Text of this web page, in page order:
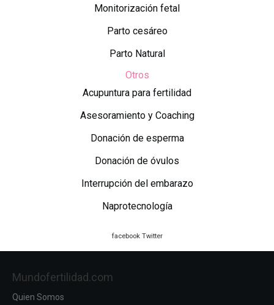
Monitorización fetal
Parto cesáreo
Parto Natural
Otros
Acupuntura para fertilidad
Asesoramiento y Coaching
Donación de esperma
Donación de óvulos
Interrupción del embarazo
Naprotecnología
facebook Twitter
Mundofertilidad.com
Quien Somos